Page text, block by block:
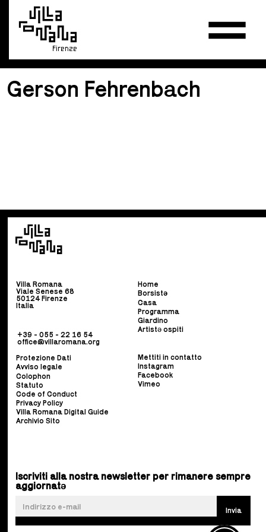
Firenze
Gerson Fehrenbach
Villa Romana
Viale Senese 68
50124 Firenze
Italia
+39 - 055 - 22 16 54
office@villaromana.org
Home
Borsistə
Casa
Programma
Giardino
Artistə ospiti
Protezione Dati
Avviso legale
Colophon
Statuto
Code of Conduct
Privacy Policy
Villa Romana Digital Guide
Archivio Sito
Mettiti in contatto
Instagram
Facebook
Vimeo
Iscriviti alla nostra newsletter per rimanere sempre
aggiornatə